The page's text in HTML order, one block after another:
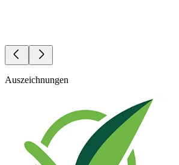
Auszeichnungen